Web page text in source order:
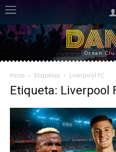
Ocean
Inicio Etiquetas Liverpool FC
Etiqueta: Liverpool